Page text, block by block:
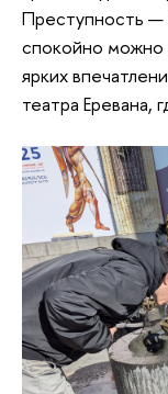
Преступность —
спокойно можно
ярких
театра Еревана,